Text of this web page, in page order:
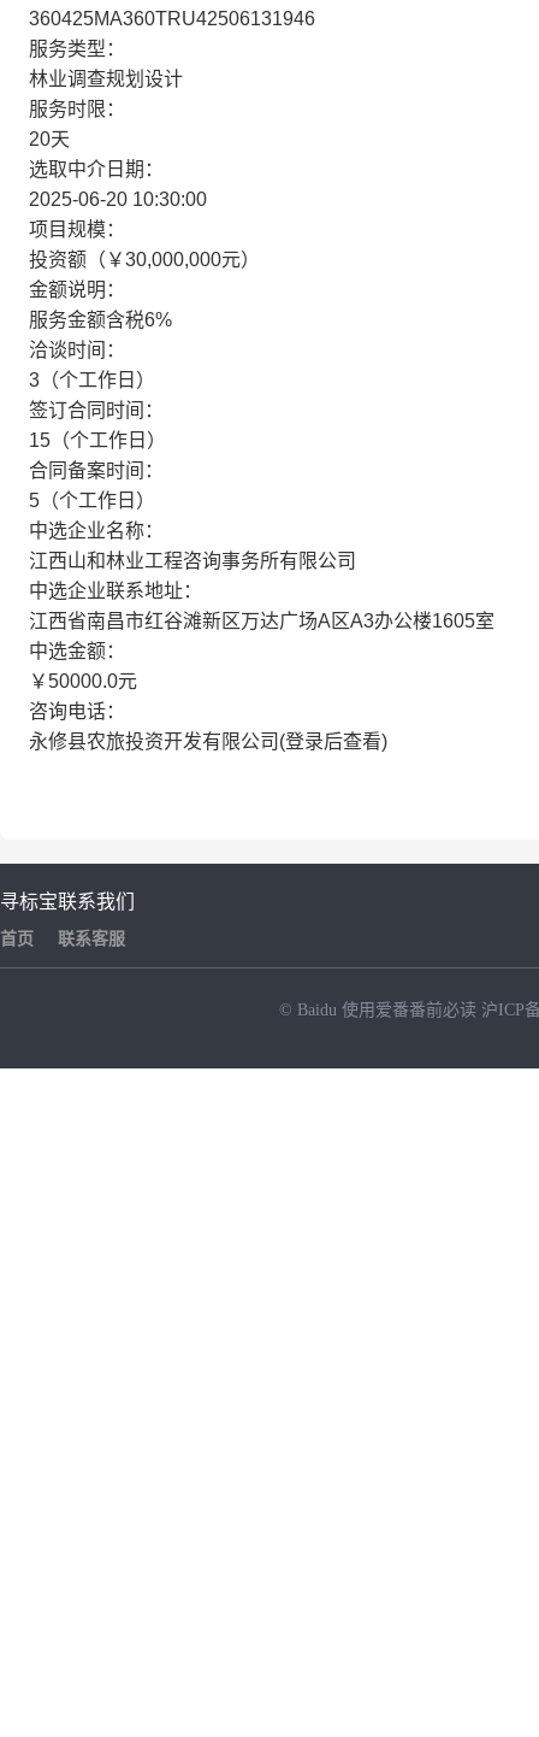
360425MA360TRU42506131946
服务类型：
林业调查规划设计
服务时限：
20天
选取中介日期：
2025-06-20 10:30:00
项目规模：
投资额（￥30,000,000元）
金额说明：
服务金额含税6%
洽谈时间：
3（个工作日）
签订合同时间：
15（个工作日）
合同备案时间：
5（个工作日）
中选企业名称：
江西山和林业工程咨询事务所有限公司
中选企业联系地址：
江西省南昌市红谷滩新区万达广场A区A3办公楼1605室
中选金额：
￥50000.0元
咨询电话：
永修县农旅投资开发有限公司(登录后查看)
寻标宝
首页
联系我们
联系客服
© Baidu 使用爱番番前必读 沪ICP